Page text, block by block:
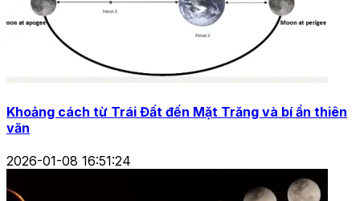
Khoảng cách từ Trái Đất đến Mặt Trăng và bí ẩn thiên
văn
2026-01-08 16:51:24